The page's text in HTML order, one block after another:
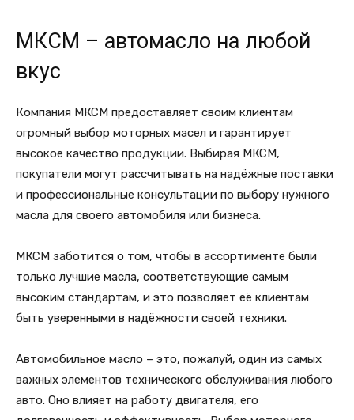
МКСМ – автомасло на любой
вкус
Компания МКСМ предоставляет своим клиентам
огромный выбор моторных масел и гарантирует
высокое качество продукции. Выбирая МКСМ,
покупатели могут рассчитывать на надёжные поставки
и профессиональные консультации по выбору нужного
масла для своего автомобиля или бизнеса.
МКСМ заботится о том, чтобы в ассортименте были
только лучшие масла, соответствующие самым
высоким стандартам, и это позволяет её клиентам
быть уверенными в надёжности своей техники.
Автомобильное масло – это, пожалуй, один из самых
важных элементов технического обслуживания любого
авто. Оно влияет на работу двигателя, его